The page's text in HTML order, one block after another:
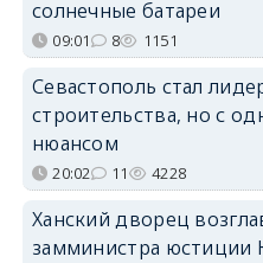
солнечные батареи
09:01 8 1151
Севастополь стал
строительства, но с
нюансом
20:02 11 4228
Ханский дворец
замминистра юстиции